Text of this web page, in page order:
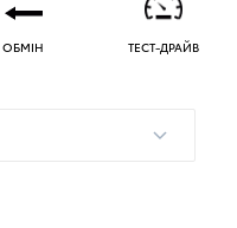
ОБМІН ТЕСТ-ДРАЙВ